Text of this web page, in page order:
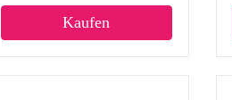
Kaufen